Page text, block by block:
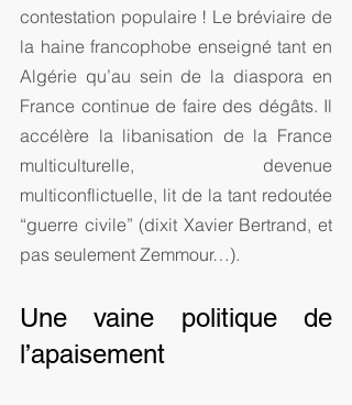
contestation populaire ! Le bréviaire de
la haine francophobe enseigné tant en
Algérie qu’au sein de la diaspora en
France continue de faire des dégâts. Il
accélère la libanisation de la France
multiculturelle, devenue
multiconflictuelle, lit de la tant redoutée
“guerre civile” (dixit Xavier Bertrand, et
pas seulement Zemmour…).
Une vaine politique de
l’apaisement